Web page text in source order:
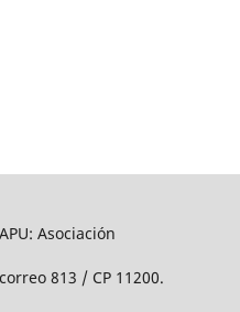
Asociación
813 / CP 11200.